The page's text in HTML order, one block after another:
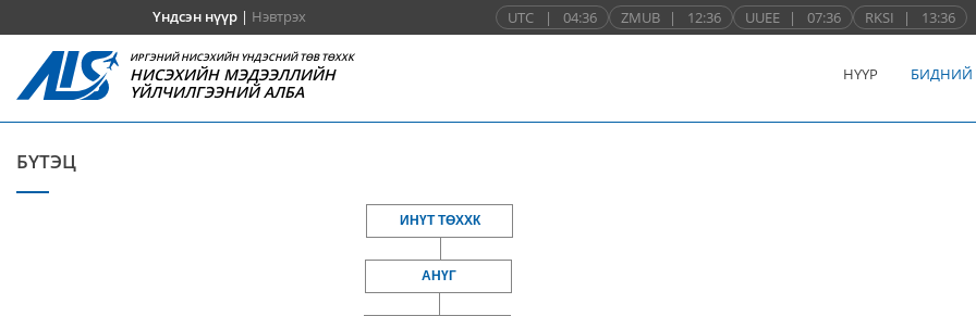
Үндсэн нүүр| Нэвтрэх UTC | 04:36 ZMUB | 12:36 UUEE | 07:36 RKSI | 13:36
ИРГЭНИЙ НИСЭХИЙН ҮНДЭСНИЙ ТӨВ ТӨХХК
НИСЭХИЙН МЭДЭЭЛЛИЙН
ҮЙЛЧИЛГЭЭНИЙ АЛБА
НҮҮР БИДНИЙ
БҮТЭЦ
ИНҮТ ТӨХХК
АНҮГ